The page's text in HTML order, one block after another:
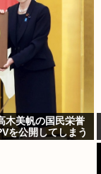
木美帆の国民栄誉
を公開してしまう